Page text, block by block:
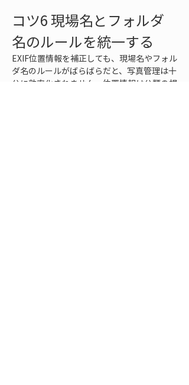
コツ6 現場名とフォルダ
名のルールを統一する
EXIF位置情報を補正しても、現場名やフォル
ダ名のルールがばらばらだと、写真管理は十
分に効率化されません。位置情報は分類の根